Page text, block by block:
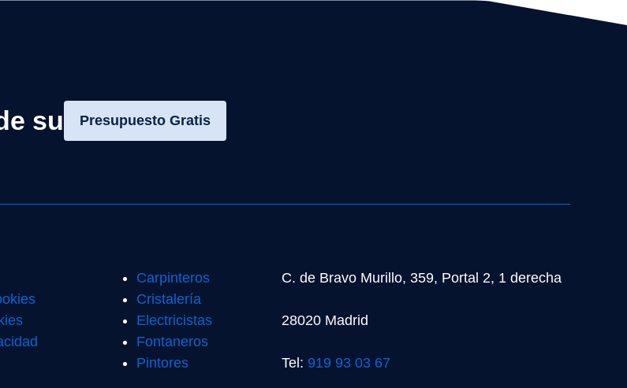
su Presupuesto Gratis
Carpinteros
Cristalería
Electricistas
Fontaneros
Pintores
C. de Bravo Murillo, 359, Portal 2, 1 derecha
28020 Madrid
Tel: 919 93 03 67